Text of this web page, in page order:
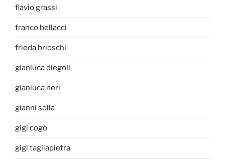
flavio grassi
franco bellacci
frieda brioschi
gianluca diegoli
gianluca neri
gianni solla
gigi cogo
gigi tagliapietra